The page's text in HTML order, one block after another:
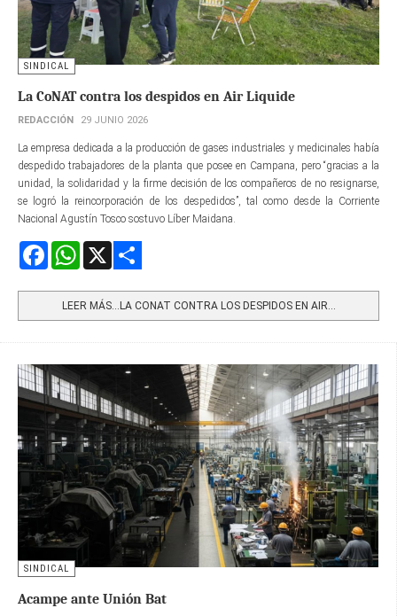
SINDICAL
La CoNAT contra los despidos en Air Liquide
REDACCIÓN 29 JUNIO 2026
La empresa dedicada a la producción de gases industriales y medicinales había
despedido trabajadores de la planta que posee en Campana, pero “gracias a la
unidad, la solidaridad y la firme decisión de los compañeros de no resignarse,
se logró la reincorporación de los despedidos”, tal como desde la Corriente
Nacional Agustín Tosco sostuvo Líber Maidana.
FacebookWhatsApp
LEER MÁS…LA CONAT CONTRA LOS DESPIDOS EN AIR...
SINDICAL
Acampe ante Unión Bat